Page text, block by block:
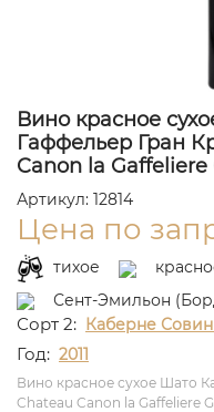
Вино красное
Гаффельер Гран
Canon la Gaffeliere
Артикул: 12814
Цена по
тихое
Сент-Эмильон
Сорт 2: Каберне
Год: 2011
Вино красное сухое Шато
Chateau Canon la Gaffeliere